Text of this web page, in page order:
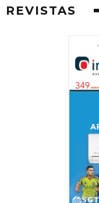
REVISTAS